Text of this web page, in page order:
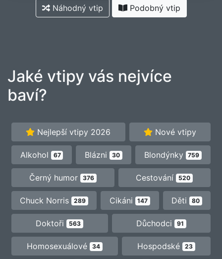
Náhodný vtip Podobný vtip
Jaké vtipy vás nejvíce
baví?
Nejlepší vtipy 2026 Nové vtipy
Alkohol 67 Blázni 30 Blondýnky 759
Černý humor 376 Cestování 520
Chuck Norris 289 Cikáni 147 Děti 80
Doktoři 563 Důchodci 91
Homosexuálové 34 Hospodské 23